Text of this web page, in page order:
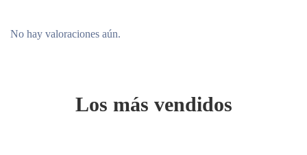
No hay valoraciones aún.
Los más vendidos